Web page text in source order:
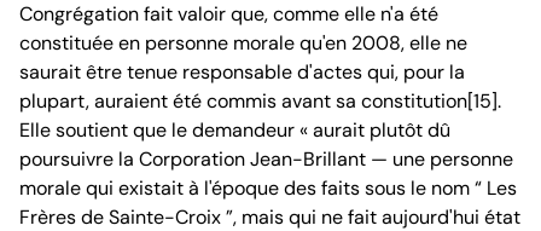
Congrégation fait valoir que, comme elle n'a été
constituée en personne morale qu'en 2008, elle ne
saurait être tenue responsable d'actes qui, pour la
plupart, auraient été commis avant sa constitution[15].
Elle soutient que le demandeur « aurait plutôt dû
poursuivre la Corporation Jean-Brillant — une personne
morale qui existait à l'époque des faits sous le nom “ Les
Frères de Sainte-Croix ”, mais qui ne fait aujourd'hui état